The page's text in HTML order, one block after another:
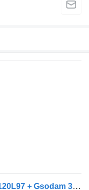
DAF XF 530 6x4 Kran Palfinger M120L97 + Gsodam 3 Achs EZ 2024 + 木材运输拖车